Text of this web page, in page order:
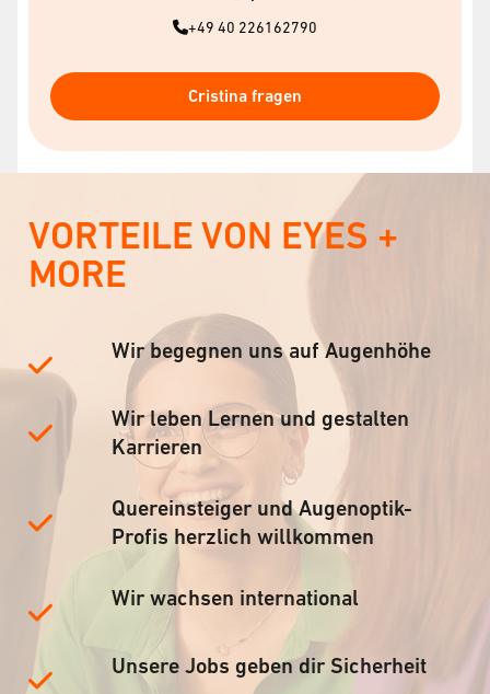
+49 40 226162790
Cristina fragen
VORTEILE VON EYES +
MORE
Wir begegnen uns auf Augenhöhe
Wir leben Lernen und gestalten
Karrieren
Quereinsteiger und Augenoptik-
Profis herzlich willkommen
Wir wachsen international
Unsere Jobs geben dir Sicherheit